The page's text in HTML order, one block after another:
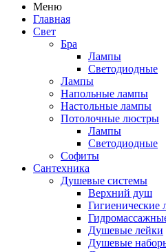
Меню
Главная
Свет
Бра
Лампы
Светодиодные
Лампы
Напольные лампы
Настольные лампы
Потолочные люстры
Лампы
Светодиодные
Софиты
Сантехника
Душевые системы
Верхний душ
Гигиенические
Душевые лейки
Душевые